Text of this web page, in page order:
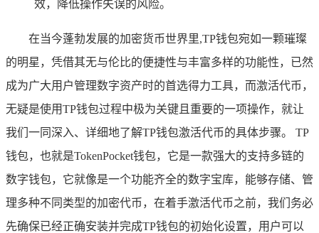
效，降低操作失误的风险。
在当今蓬勃发展的加密货币世界里,TP钱包宛如一颗璀璨
的明星，凭借其无与伦比的便捷性与丰富多样的功能性，已然
成为广大用户管理数字资产时的首选得力工具，而激活代币，
无疑是使用TP钱包过程中极为关键且重要的一项操作，就让
我们一同深入、详细地了解TP钱包激活代币的具体步骤。 TP
钱包，也就是TokenPocket钱包，它是一款强大的支持多链的
数字钱包，它就像是一个功能齐全的数字宝库，能够存储、管
理多种不同类型的加密代币，在着手激活代币之前，我们务必
先确保已经正确安装并完成TP钱包的初始化设置，用户可以